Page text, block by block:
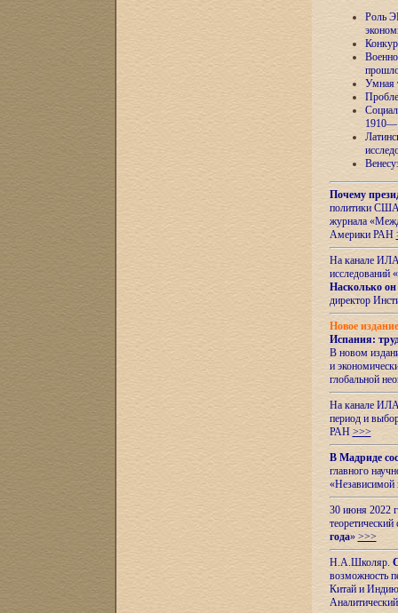
Роль
Умная
Почему
политики США
журнала
Америки РАН
На канале ИЛА
исследований «
Насколько он
директор
Новое
Испания:
В новом
и
глобальной
На канале
период и
РАН >>>
В Мадриде
главного
«Независимой
30 июня 2022
года» >>>
Н.А.Школяр.
возможность
Китай и